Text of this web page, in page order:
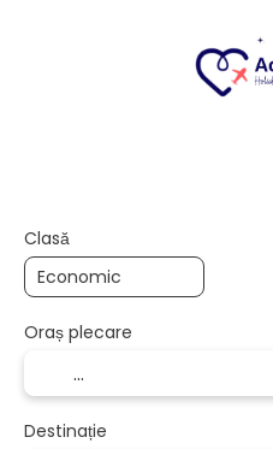
Clasă
Oraș plecare
Destinație